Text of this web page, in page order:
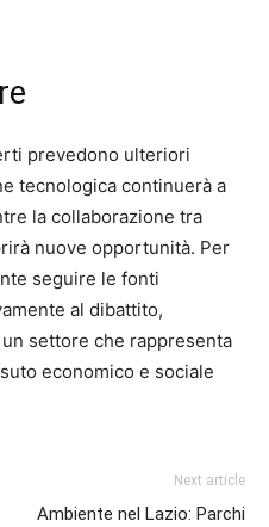
prevedono ulteriori
tecnologica continuerà a
la collaborazione tra
nuove opportunità. Per
seguire le fonti
al dibattito,
settore che rappresenta
economico e sociale
Next article
Ambiente nel Lazio: Parchi